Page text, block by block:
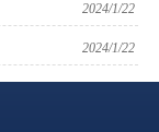
2024/1/22
2024/1/22